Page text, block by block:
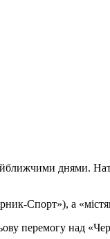
днями.
Спорт»), а
перемогу над